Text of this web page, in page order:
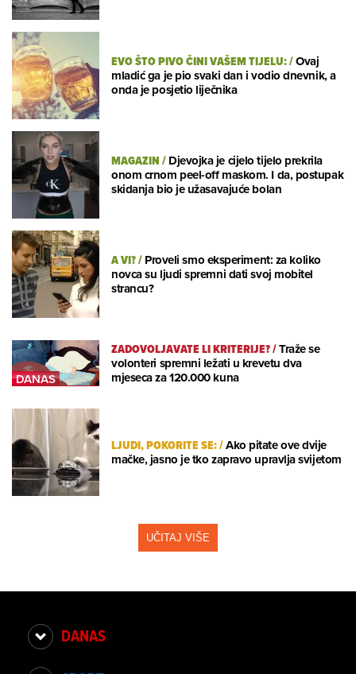
EVO ŠTO PIVO ČINI VAŠEM TIJELU:/Ovaj
mladić ga je pio svaki dan i vodio dnevnik, a
onda je posjetio liječnika
MAGAZIN/Djevojka je cijelo tijelo prekrila
onom crnom peel-off maskom. I da, postupak
skidanja bio je užasavajuće bolan
A VI?/Proveli smo eksperiment: za koliko
novca su ljudi spremni dati svoj mobitel
strancu?
ZADOVOLJAVATE LI KRITERIJE?/Traže se
volonteri spremni ležati u krevetu dva
mjeseca za 120.000 kuna
LJUDI, POKORITE SE:/Ako pitate ove dvije
mačke, jasno je tko zapravo upravlja svijetom
UČITAJ VIŠE
DANAS